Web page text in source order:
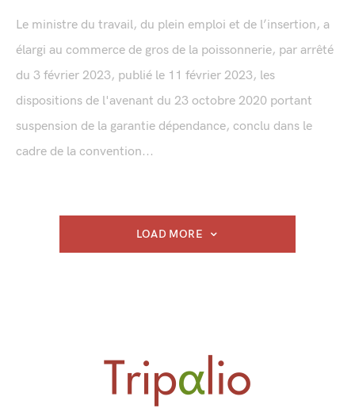
Le ministre du travail, du plein emploi et de l’insertion, a
élargi au commerce de gros de la poissonnerie, par arrêté
du 3 février 2023, publié le 11 février 2023, les
dispositions de l'avenant du 23 octobre 2020 portant
suspension de la garantie dépendance, conclu dans le
cadre de la convention...
LOAD MORE